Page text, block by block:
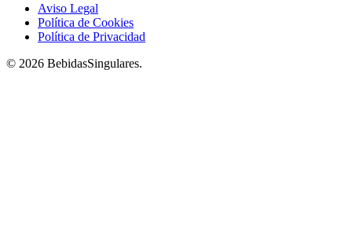
Aviso Legal
Política de Cookies
Política de Privacidad
© 2026 BebidasSingulares.